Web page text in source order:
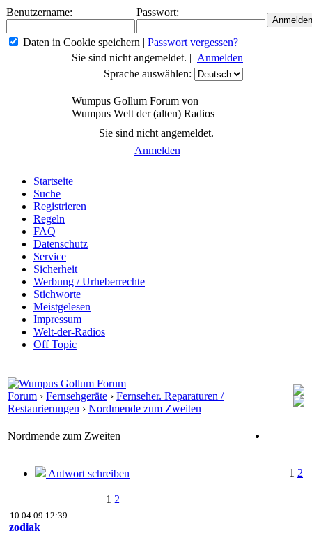
Benutzername: Passwort:
Daten in Cookie speichern | Passwort vergessen?
Sie sind nicht angemeldet. | Anmelden
Sprache auswählen:
Wumpus Gollum Forum von
Wumpus Welt der (alten) Radios
Sie sind nicht angemeldet.
Anmelden
Startseite
Suche
Registrieren
Regeln
FAQ
Datenschutz
Service
Sicherheit
Werbung / Urheberrechte
Stichworte
Meistgelesen
Impressum
Welt-der-Radios
Off Topic
Forum › Fernsehgeräte › Fernseher. Reparaturen /
Restaurierungen › Nordmende zum Zweiten
Nordmende zum Zweiten
Antwort schreiben 1 2
1 2
10.04.09 12:39
zodiak